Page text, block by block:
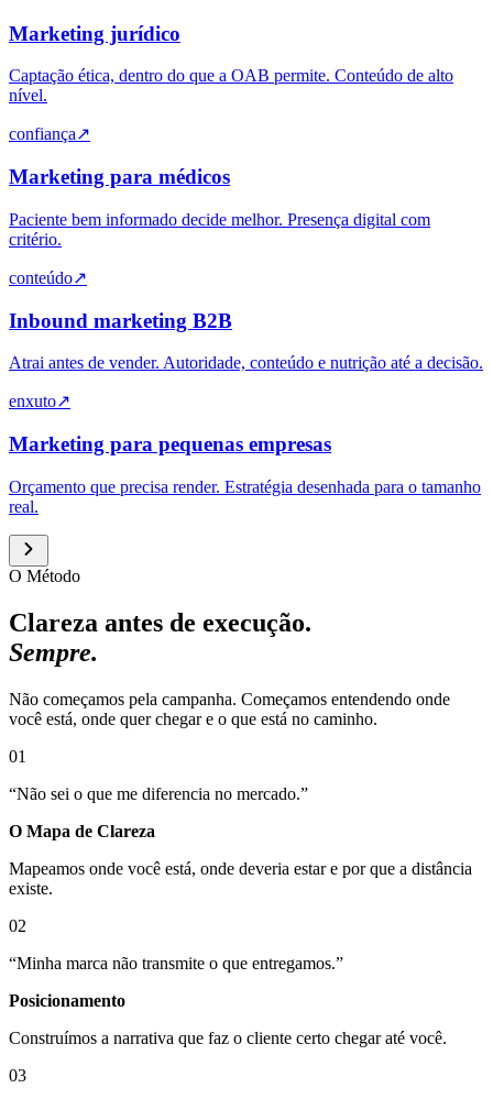
Marketing jurídico
Captação ética, dentro do que a OAB permite. Conteúdo de alto
nível.
confiança↗
Marketing para médicos
Paciente bem informado decide melhor. Presença digital com
critério.
conteúdo↗
Inbound marketing B2B
Atrai antes de vender. Autoridade, conteúdo e nutrição até a decisão.
enxuto↗
Marketing para pequenas empresas
Orçamento que precisa render. Estratégia desenhada para o tamanho
real.
O Método
Clareza antes de execução.
Sempre.
Não começamos pela campanha. Começamos entendendo onde
você está, onde quer chegar e o que está no caminho.
01
“Não sei o que me diferencia no mercado.”
O Mapa de Clareza
Mapeamos onde você está, onde deveria estar e por que a distância
existe.
02
“Minha marca não transmite o que entregamos.”
Posicionamento
Construímos a narrativa que faz o cliente certo chegar até você.
03